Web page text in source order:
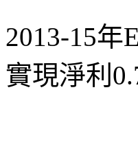
2013-15年
實現淨利